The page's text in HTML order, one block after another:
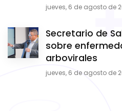
jueves, 6 de agosto de
Secretario de
sobre
arbovirales
jueves, 6 de agosto de